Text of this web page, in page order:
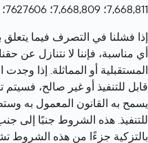
7,668,811؛ 7,668,809؛ 7627606؛ 7587678؛ 7483883؛ و 6529908.
إذا فشلنا في التصرف فيما
أي مناسبة، فإننا لا نتنازل عن
المستقبلية أو المماثلة. إذا
قابل للتنفيذ أو غير صالح،
يسمح به القانون المعمول به
للتنفيذ. هذه الشروط جنبًا إلى
بالتزكية جزءًا من هذه الشروط